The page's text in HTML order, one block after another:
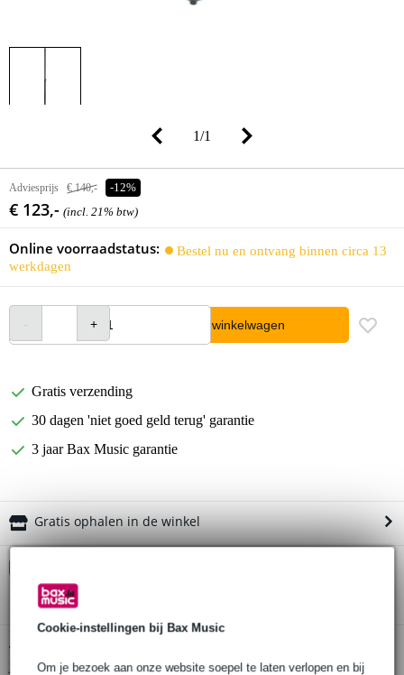
Cookie-instellingen bij Bax Music
Om je bezoek aan onze website soepel te laten verlopen en bij
1/1
Adviesprijs € 140,- -12%
€ 123,- (incl. 21% btw)
Online voorraadstatus:
Bestel nu en ontvang binnen circa 13
werkdagen
In winkelwagen
Gratis verzending
30 dagen 'niet goed geld terug' garantie
3 jaar Bax Music garantie
Gratis ophalen in de winkel
voordelen
€ 6,15 eenmalig
Twijfel je of de
je past? Doe de check.